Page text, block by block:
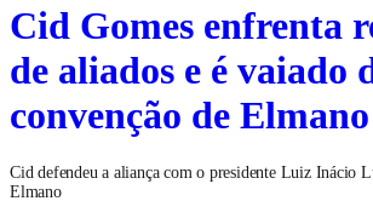
Cid Gomes enfrenta
de aliados e é vaiado
convenção de Elmano
Cid defendeu a aliança com o presidente Luiz Inácio
Elmano